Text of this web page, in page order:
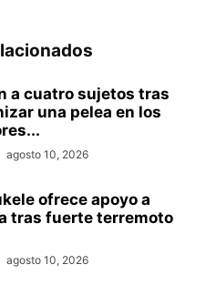
a cuatro sujetos tras
una pelea en los
agosto 10, 2026
ofrece apoyo a
tras fuerte terremoto
agosto 10, 2026